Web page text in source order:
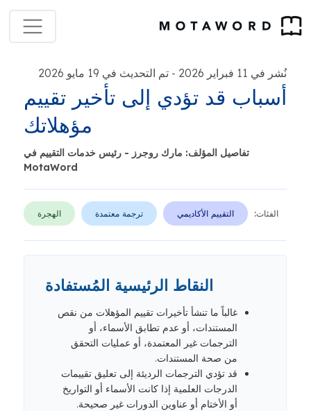
نُشر في 11 فبراير 2026 - تم التحديث في 19 مايو 2026
أسباب قد تؤدي إلى تأخير تقييم
مؤهلاتك
تفاصيل المؤلف: مارك روجرز - رئيس خدمات التقييم في
MotaWord
الفئات: التقييم الأكاديمي ترجمة معتمدة الهجرة
النقاط الرئيسية المُستفادة
غالباً ما تنشأ تأخيرات تقييم المؤهلات من نقص
المستندات، أو عدم تطابق الأسماء، أو
الترجمات غير المعتمدة، أو عمليات التحقق
من صحة المستندات.
قد تؤدي الترجمات الرديئة إلى تعليق تقييمات
الدرجات العلمية إذا كانت الأسماء أو التواريخ
أو الأختام أو عناوين الدورات غير صحيحة.